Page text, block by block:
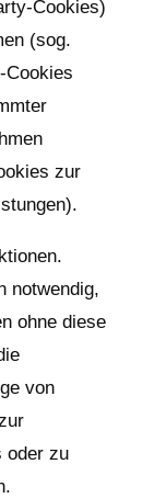
Cookies)
(sog.
Cookies
zur
notwendig,
ohne diese
von
oder zu